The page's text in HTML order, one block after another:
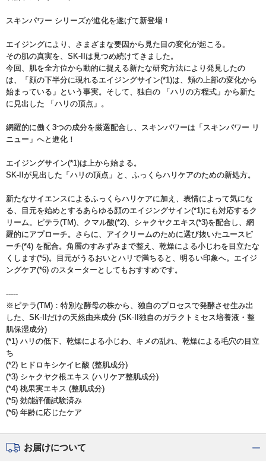
スキンパワー シリーズが進化を遂げて新登場！
エイジングにより、さまざまな要因から見た目の変化が起こる。
その肌の真実を、SK-IIは見つめ続けてきました。
今回、肌を全方位から動的に捉える新たな研究方法により発見したの
は、「顔の下半分に現れるエイジングサイン(*1)は、頬の上部の変化から
始まっている」という事実。そして、独自の 「ハリの方程式」から新た
に見出した 「ハリの頂点」。
網羅的に働く3つの成分を厳選配合し、スキンパワーは「スキンパワー リ
ニュー」へと進化！
エイジングサイン(*1)は上から始まる。
SK-IIが見出した「ハリの頂点」と、ふっくらハリケアのための新処方。
新たなサイエンスによるふっくらハリケアに加え、表情によって気にな
る、目元を始めとするあらゆる顔のエイジングサイン(*1)にも対応するク
リーム。ピテラ(TM)、クマル酸(*2)、シャクヤクエキス(*3)を配合し、網
羅的にアプローチ。さらに、アイクリームのために選び抜いたユースピ
ーチ(*4) を配合。角層のすみずみまで整え、乾燥による小じわを目立たな
くします(*5)。目元がうるおいとハリで満ちると、明るい印象へ。エイジ
ングケア(*6) のスターターとしてもおすすめです。
-----
※ピテラ(TM)：特別な酵母の株から、独自のプロセスで発酵させ生み出
した、SK-IIだけの天然由来成分 (SK-II独自のガラクトミセス培養液・整
肌保湿成分)
(*1) ハリの低下、乾燥による小じわ、キメの乱れ、乾燥による毛穴の目立
ち
(*2) ヒドロキシケイヒ酸 (整肌成分)
(*3) シャクヤク根エキス (ハリケア整肌成分)
(*4) 桃果実エキス (整肌成分)
(*5) 効能評価試験済み
(*6) 年齢に応じたケア
お届けについて